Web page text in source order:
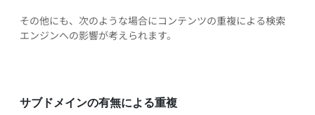
その他にも、次のような場合にコンテンツの重複による検索
エンジンへの影響が考えられます。
サブドメインの有無による重複